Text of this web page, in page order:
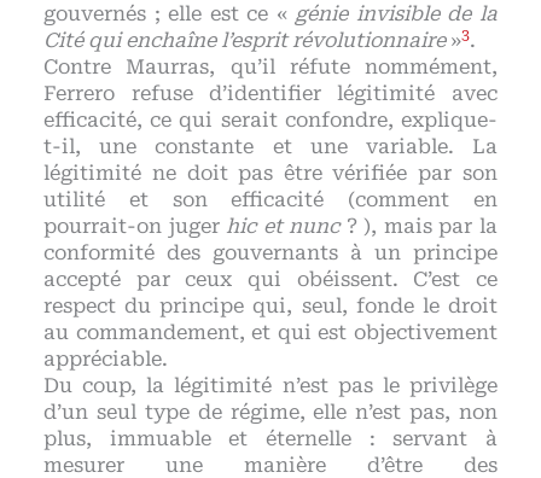
gouvernés ; elle est ce « génie invisible de la
Cité qui enchaîne l’esprit révolutionnaire»3.
Contre Maurras, qu’il réfute nommément,
Ferrero refuse d’identifier légitimité avec
efficacité, ce qui serait confondre, explique-
t-il, une constante et une variable. La
légitimité ne doit pas être vérifiée par son
utilité et son efficacité (comment en
pourrait-on juger hic et nunc? ), mais par la
conformité des gouvernants à un principe
accepté par ceux qui obéissent. C’est ce
respect du principe qui, seul, fonde le droit
au commandement, et qui est objectivement
appréciable.
Du coup, la légitimité n’est pas le privilège
d’un seul type de régime, elle n’est pas, non
plus, immuable et éternelle : servant à
mesurer une manière d’être des